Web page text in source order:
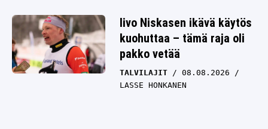
Iivo Niskasen ikävä käytös
kuohuttaa – tämä raja oli
pakko vetää
TALVILAJIT
08.08.2026
LASSE HONKANEN